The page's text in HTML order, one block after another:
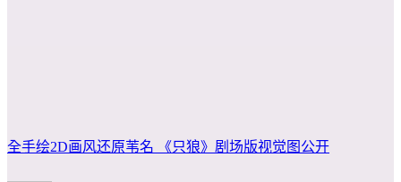
全手绘2D画风还原苇名 《只狼》剧场版视觉图公开